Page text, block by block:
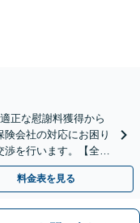
正な慰謝料獲得から
会社の対応にお困り
渉を行います。【全国
料金表を見る